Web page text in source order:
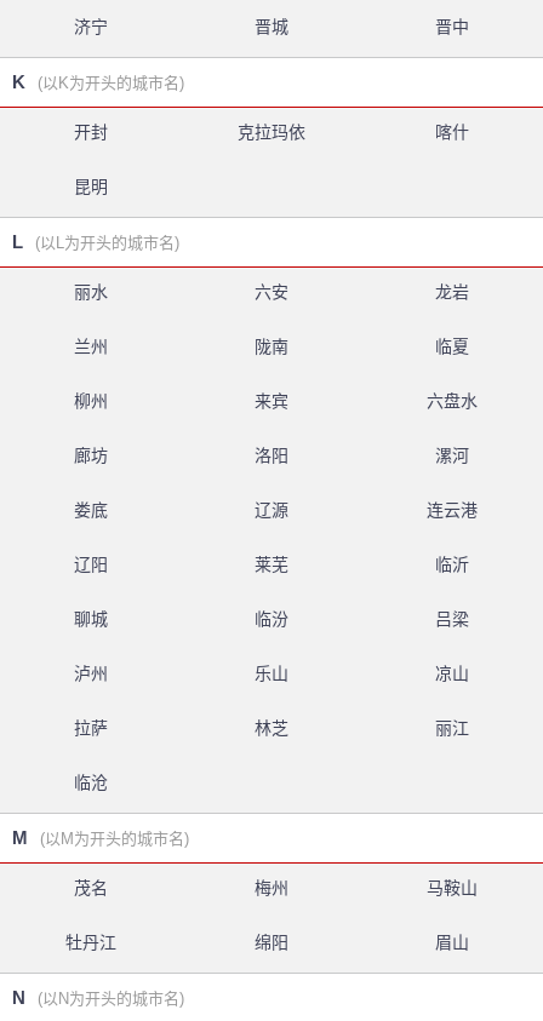
济宁 晋城 晋中
K (以K为开头的城市名)
开封 克拉玛依 喀什
昆明
L (以L为开头的城市名)
丽水 六安 龙岩
兰州 陇南 临夏
柳州 来宾 六盘水
廊坊 洛阳 漯河
娄底 辽源 连云港
辽阳 莱芜 临沂
聊城 临汾 吕梁
泸州 乐山 凉山
拉萨 林芝 丽江
临沧
M (以M为开头的城市名)
茂名 梅州 马鞍山
牡丹江 绵阳 眉山
N (以N为开头的城市名)